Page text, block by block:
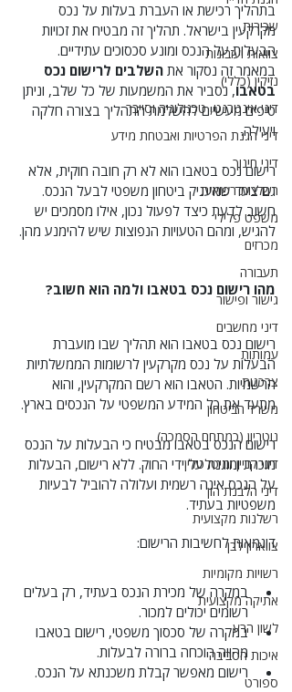
שכירות
צוואות ועזבונות
נזיקין (כללי)
דיני אינטרנט, טכנולוגיה וסייבר
דיני הגנת הפרטיות ואבטחת מידע
דיני חינוך
רשלנות רפואית
משפט פלילי
מכרזים
תעבורה
גישור ופישור
דיני מחשבים
עמותות
צרכנות
משרד הביטחון
נוטריון (כמתחם הסמכה)
דיני קניין ומיטלטלין
דיני הלבנת הון
רשלנות מקצועית
צווארון לבן
רשויות מקומיות
אתיקה מקצועית
לשון הרע
איכות הסביבה
ספורט
בתהליך רכישת או העברת בעלות על נכס
מקרקעין בישראל. תהליך זה מבטיח את זכויות
הבעלות על הנכס ומונע סכסוכים עתידיים.
במאמר זה נסקור את השלבים לרישום נכס
בטאבו, נסביר את המשמעות של כל שלב, וניתן
טיפים מעשיים להשלמת התהליך בצורה חלקה
ויעילה.
רישום נכס בטאבו הוא לא רק חובה חוקית, אלא
גם צעד שמעניק ביטחון משפטי לבעל הנכס.
חשוב לדעת כיצד לפעול נכון, אילו מסמכים יש
להגיש, ומהם הטעויות הנפוצות שיש להימנע מהן.
מהו רישום נכס בטאבו ולמה הוא חשוב?
רישום נכס בטאבו הוא תהליך שבו מועברת
הבעלות על נכס מקרקעין לרשומות הממשלתיות
הרשמיות. הטאבו הוא רשם המקרקעין, והוא
מתעד את כל המידע המשפטי על הנכסים בארץ.
רישום הנכס בטאבו מבטיח כי הבעלות על הנכס
מוכרת ומוגנת על ידי החוק. ללא רישום, הבעלות
על הנכס אינה רשמית ועלולה להוביל לבעיות
משפטיות בעתיד.
דוגמאות לחשיבות הרישום:
במקרה של מכירת הנכס בעתיד, רק בעלים
רשומים יכולים למכור.
במקרה של סכסוך משפטי, רישום בטאבו
מהווה הוכחה ברורה לבעלות.
רישום מאפשר קבלת משכנתא על הנכס.